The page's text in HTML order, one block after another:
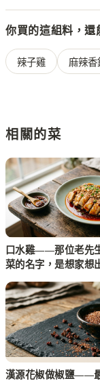
你買的這組料，還
辣子雞 麻辣香
相關的菜
口水雞——那位老先
菜的名字，是想家想
漢源花椒做椒鹽——